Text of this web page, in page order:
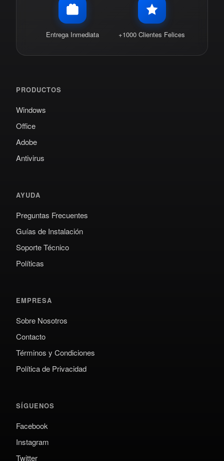
Entrega Inmediata +1000 Clientes Felices
PRODUCTOS
Windows
Office
Adobe
Antivirus
AYUDA
Preguntas Frecuentes
Guías de Instalación
Soporte Técnico
Políticas
EMPRESA
Sobre Nosotros
Contacto
Términos y Condiciones
Política de Privacidad
SÍGUENOS
Facebook
Instagram
Twitter